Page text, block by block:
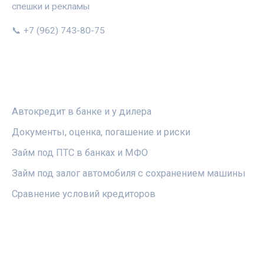
спешки и рекламы
📞 +7 (962) 743-80-75
Автокредит в банке и у дилера
Документы, оценка, погашение и риски
Займ под ПТС в банках и МФО
Займ под залог автомобиля с сохранением машины
Сравнение условий кредиторов